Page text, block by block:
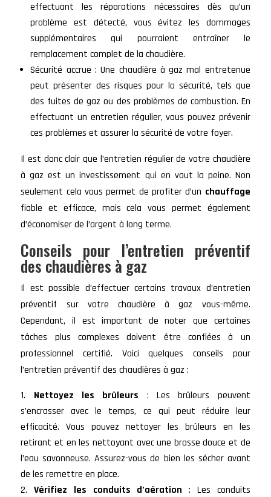
effectuant les réparations nécessaires dès qu’un
problème est détecté, vous évitez les dommages
supplémentaires qui pourraient entraîner le
remplacement complet de la chaudière.
Sécurité accrue : Une chaudière à gaz mal entretenue
peut présenter des risques pour la sécurité, tels que
des fuites de gaz ou des problèmes de combustion. En
effectuant un entretien régulier, vous pouvez prévenir
ces problèmes et assurer la sécurité de votre foyer.
Il est donc clair que l’entretien régulier de votre chaudière
à gaz est un investissement qui en vaut la peine. Non
seulement cela vous permet de profiter d’un chauffage
fiable et efficace, mais cela vous permet également
d’économiser de l’argent à long terme.
Conseils pour l’entretien préventif
des chaudières à gaz
Il est possible d’effectuer certains travaux d’entretien
préventif sur votre chaudière à gaz vous-même.
Cependant, il est important de noter que certaines
tâches plus complexes doivent être confiées à un
professionnel certifié. Voici quelques conseils pour
l’entretien préventif des chaudières à gaz :
Nettoyez les brûleurs : Les brûleurs peuvent
s’encrasser avec le temps, ce qui peut réduire leur
efficacité. Vous pouvez nettoyer les brûleurs en les
retirant et en les nettoyant avec une brosse douce et de
l’eau savonneuse. Assurez-vous de bien les sécher avant
de les remettre en place.
Vérifiez les conduits d’aération : Les conduits